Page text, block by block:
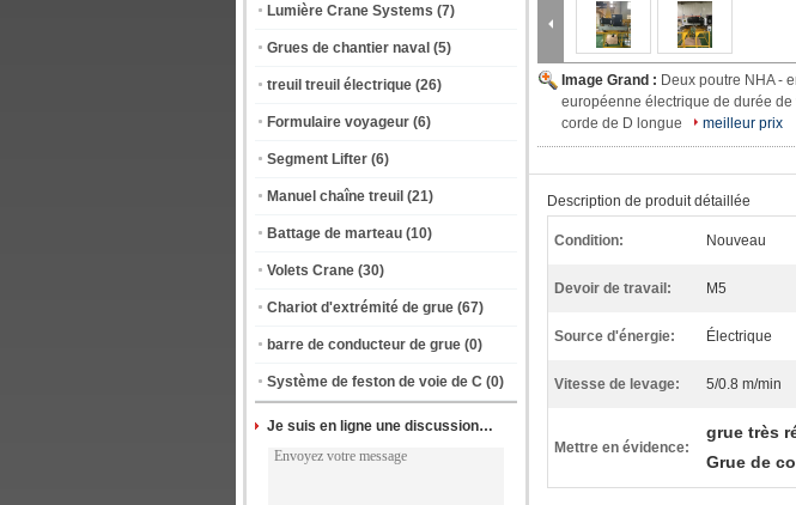
Lumière Crane Systems (7)
Grues de chantier naval (5)
treuil treuil électrique (26)
Formulaire voyageur (6)
Segment Lifter (6)
Manuel chaîne treuil (21)
Battage de marteau (10)
Volets Crane (30)
Chariot d'extrémité de grue (67)
barre de conducteur de grue (0)
Système de feston de voie de C (0)
Je suis en ligne une discussion en ligne
Image Grand : Deux poutre NHA -
européenne électrique de durée de
corde de D longue
meilleur prix
Description de produit détaillée
Condition: Nouveau
Devoir de travail: M5
Source d'énergie: Électrique
Vitesse de levage: 5/0.8 m/min
Mettre en évidence:
grue très
Grue de